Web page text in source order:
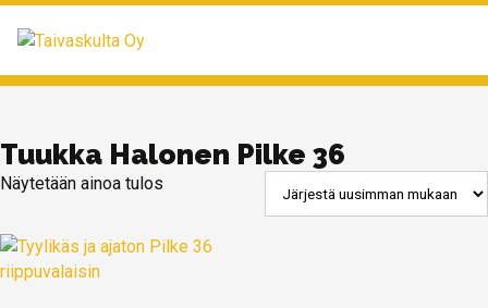
Tuukka Halonen Pilke 36
Näytetään ainoa tulos